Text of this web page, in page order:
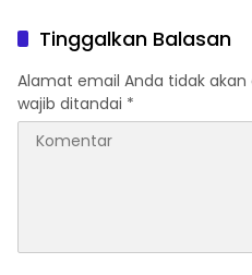
Tinggalkan Balasan
Alamat email Anda tidak akan
wajib ditandai *